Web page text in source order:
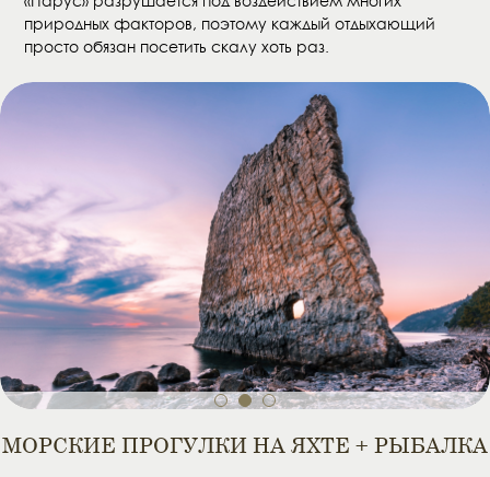
природных факторов, поэтому каждый отдыхающий
просто обязан посетить скалу хоть раз.
1 2 3
МОРСКИЕ ПРОГУЛКИ НА ЯХТЕ + РЫБАЛКА